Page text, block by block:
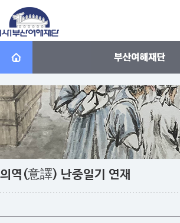
의역(意譯) 난중일기 연재